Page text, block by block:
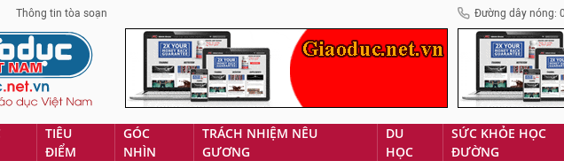
Thông tin tòa soạn Đường dây nóng:
TIÊU
ĐIỂM
GÓC
NHÌN
TRÁCH NHIỆM NÊU
GƯƠNG
DU
HỌC
SỨC KHỎE HỌC
ĐƯỜNG